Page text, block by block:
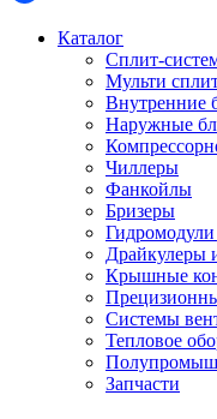
Каталог
Сплит-
Мульти
Внутренние
Наружные
Чиллеры
Фанкойлы
Бризеры
Гидромодули
Драйкулеры
Крышные
Системы
Тепловое
Запчасти